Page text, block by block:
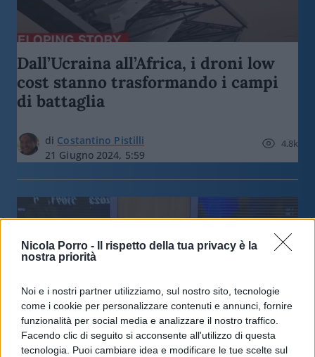
Nicola Porro -
Il rispetto della tua privacy è la
nostra priorità
Noi e i nostri partner utilizziamo, sul nostro sito, tecnologie
come i cookie per personalizzare contenuti e annunci, fornire
funzionalità per social media e analizzare il nostro traffico.
Facendo clic di seguito si acconsente all'utilizzo di questa
tecnologia. Puoi cambiare idea e modificare le tue scelte sul
Dall’Ucraina all’Africa, i droni low
cost stanno trasformando i campi
di battaglia
di Costantino Pistilli
21 Giugno 2024, 5:59
4.8k